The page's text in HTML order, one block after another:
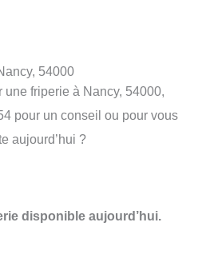
54000
friperie à Nancy, 54000,
pour un conseil ou pour vous
aujourd’hui ?
disponible aujourd’hui.